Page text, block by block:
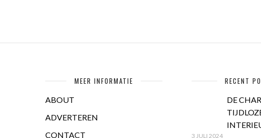
MEER INFORMATIE
ABOUT
ADVERTEREN
CONTACT
RECENT
DE
3 JULI 2024